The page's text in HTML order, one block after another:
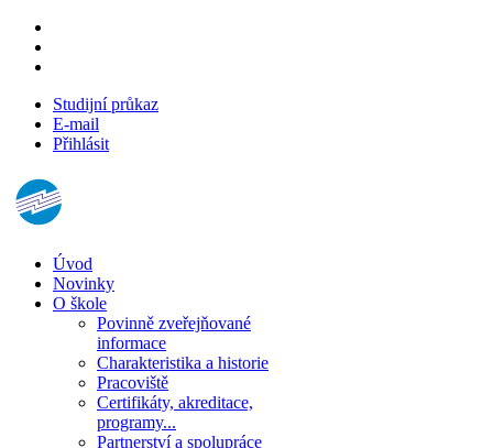
Studijní průkaz
E-mail
Přihlásit
Úvod
Novinky
O škole
Povinně zveřejňované
informace
Charakteristika a historie
Pracoviště
Certifikáty, akreditace,
programy...
Partnerství a spolupráce